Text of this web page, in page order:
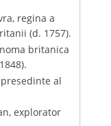
regina a
(d. 1757).
britanica
al
explorator